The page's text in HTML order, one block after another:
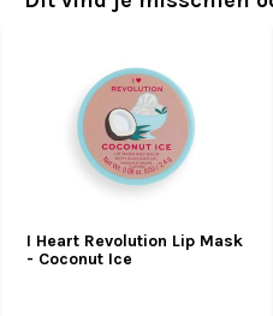
I Heart Revolution Lip Mask
- Coconut Ice